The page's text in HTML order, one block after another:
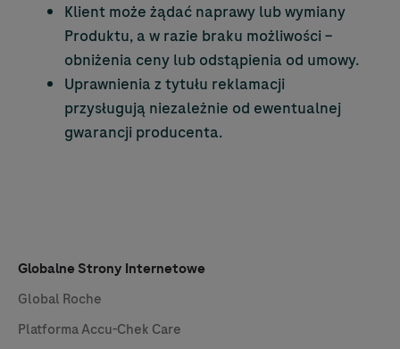
Klient może żądać naprawy lub wymiany
Produktu, a w razie braku możliwości –
obniżenia ceny lub odstąpienia od umowy.
Uprawnienia z tytułu reklamacji
przysługują niezależnie od ewentualnej
gwarancji producenta.
Globalne Strony Internetowe
Global Roche
PlatformaAccu-Chek Care